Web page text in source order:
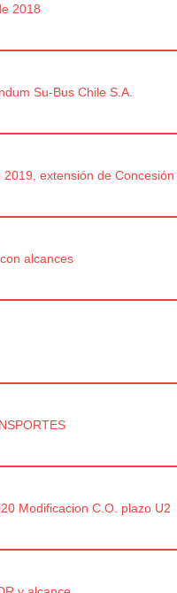
2018
Su-Bus Chile S.A.
2019, extensión de Concesión
alcances
Modificacion C.O. plazo U2